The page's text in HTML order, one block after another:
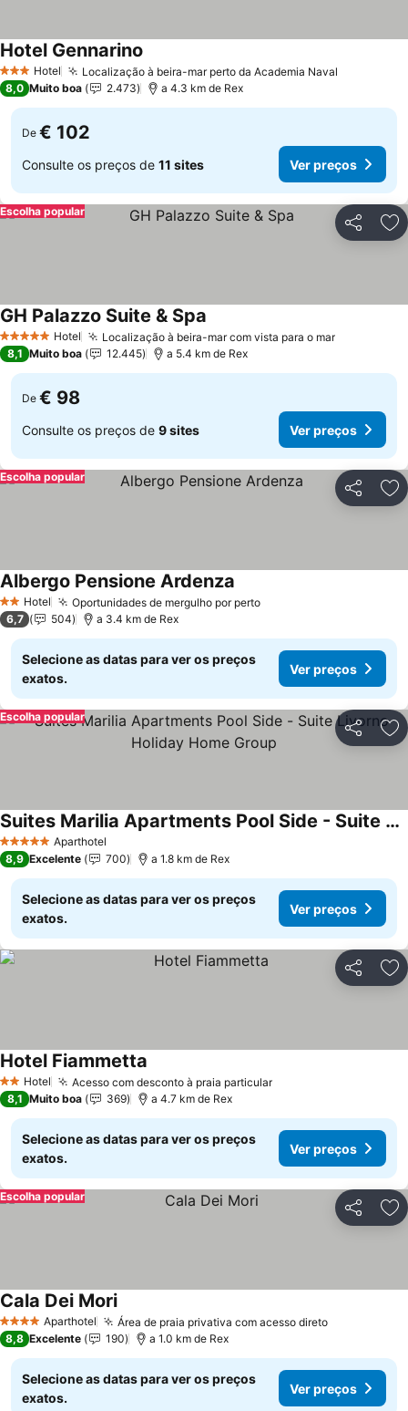
3 EstrelasHotel Localização à beira-mar perto da Academia Naval
Hotel Gennarino
8,0 Muito boa 2.473 a 4.3 km de Rex
De € 102
Consulte os preços de 11 sites Ver preços
Partilhar
Escolha popular
5 Estrelas Hotel Localização à beira-mar com vista para o marVer preços
GH Palazzo Suite & Spa
8,1 Muito boa 12.445 a 5.4 km de Rex
De € 98
Consulte os preços de 9 sites Ver preços
Partilhar
Escolha popular
2 Estrelas
Hotel Oportunidades de mergulho por pertoVer preços
Albergo Pensione Ardenza
6,7 504 a 3.4 km de Rex
Selecione as datas para ver os preços
exatos.
Ver preços
Partilhar
Escolha popular
5 Estrelas Aparthotel
Suites Marilia Apartments Pool Side - Suite Livorno Holiday Home Group
Ver preços
8,9 Excelente 700 a 1.8 km de Rex
Selecione as datas para ver os preços
exatos.
Ver preços
Partilhar
2 Estrelas
Hotel Acesso com desconto à praia particularVer preços
Hotel Fiammetta
8,1 Muito boa 369 a 4.7 km de Rex
Selecione as datas para ver os preços
exatos.
Ver preços
Partilhar
Escolha popular
4 EstrelasAparthotel Área de praia privativa com acesso diretoVer preços
Cala Dei MoriVer preços
8,8 Excelente 190 a 1.0 km de Rex
Selecione as datas para ver os preços
exatos.
Ver preços